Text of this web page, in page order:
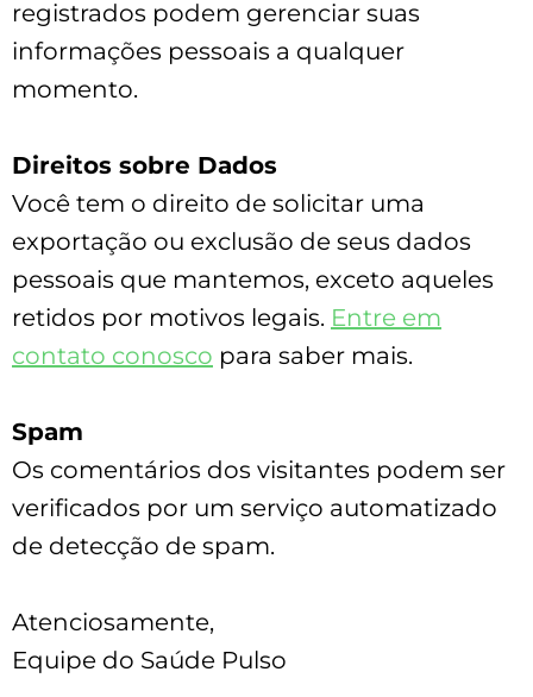
registrados podem gerenciar suas
informações pessoais a qualquer
momento.
Direitos sobre Dados
Você tem o direito de solicitar uma
exportação ou exclusão de seus dados
pessoais que mantemos, exceto aqueles
retidos por motivos legais. Entre em
contato conosco para saber mais.
Spam
Os comentários dos visitantes podem ser
verificados por um serviço automatizado
de detecção de spam.
Atenciosamente,
Equipe do Saúde Pulso